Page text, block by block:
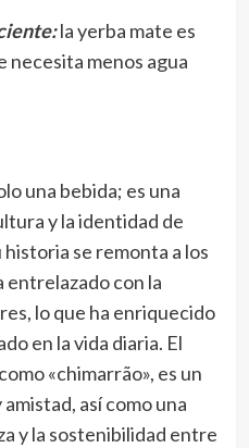
la yerba mate es
necesita menos agua
una bebida; es una
y la identidad de
historia se remonta a los
entrelazado con la
lo que ha enriquecido
en la vida diaria. El
«chimarrão», es un
así como una
y la sostenibilidad entre